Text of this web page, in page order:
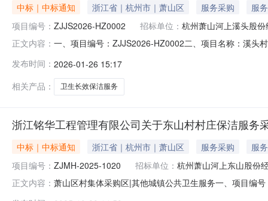
中标｜中标通知 浙江省｜杭州市｜萧山区 服务采购
服务
项目编号： ZJJS2026-HZ0002 招标单位： 杭州萧山河上溪头股
正文内容： 一、项目编号：ZJJS2026-HZ0002二、项目名称：溪头
序号标项名称标的名称服务范围服务要求服务时间服务
详见交易文件五、评
发布时间： 2026-01-26 15:17
相关产品：
卫生长效保洁服务
浙江铭华工程管理有限公司关于东山村村庄保洁服务
中标｜中标通知 浙江省｜杭州市｜萧山区 服务采购
服务
项目编号： ZJMH-2025-1020 招标单位： 杭州萧山河上东山股份
正文内容： 萧山区村集体采购区|其他城镇公共卫生服务一、项目编